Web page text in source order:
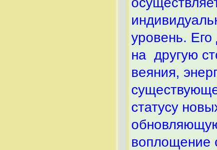
уровень.
на другую
веяния,
статусу
воплощение